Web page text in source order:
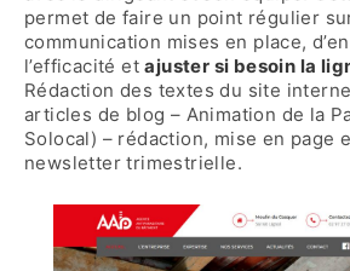
permet de faire un point régulier
communication mises en place,
l’efficacité etajuster si besoin la
Rédaction des textes du site
articles de blog – Animation de la
Solocal) – rédaction, mise en page
newsletter trimestrielle.